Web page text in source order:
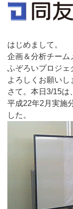
はじめまして。
企画＆分析チーム
ふぞろいプロジェ
よろしくお願いし
さて。本日3/15は、
平成22年2月実施
した。